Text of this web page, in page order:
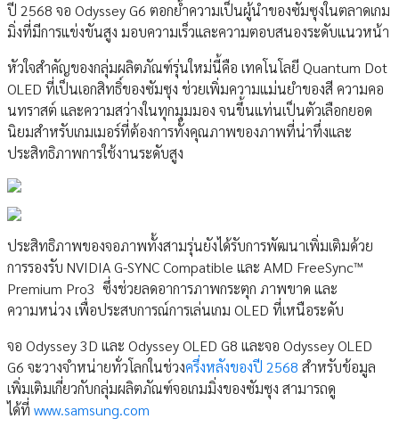
ปี 2568 จอ Odyssey G6 ตอกย้ำความเป็นผู้นำของซัมซุงในตลาดเกม
มิ่งที่มีการแข่งขันสูง มอบความเร็วและความตอบสนองระดับแนวหน้า
หัวใจสำคัญของกลุ่มผลิตภัณฑ์รุ่นใหม่นี้คือ เทคโนโลยี Quantum Dot
OLED ที่เป็นเอกสิทธิ์ของซัมซุง ช่วยเพิ่มความแม่นยำของสี ความคอ
นทราสต์ และความสว่างในทุกมุมมอง จนขึ้นแท่นเป็นตัวเลือกยอด
นิยมสำหรับเกมเมอร์ที่ต้องการทั้งคุณภาพของภาพที่น่าทึ่งและ
ประสิทธิภาพการใช้งานระดับสูง
ประสิทธิภาพของจอภาพทั้งสามรุ่นยังได้รับการพัฒนาเพิ่มเติมด้วย
การรองรับ NVIDIA G-SYNC Compatible และ AMD FreeSync™
Premium Pro3 ซึ่งช่วยลดอาการภาพกระตุก ภาพขาด และ
ความหน่วง เพื่อประสบการณ์การเล่นเกม OLED ที่เหนือระดับ
จอ Odyssey 3D และ Odyssey OLED G8 และจอ Odyssey OLED
G6 จะวางจำหน่ายทั่วโลกในช่วงครึ่งหลังของปี 2568 สำหรับข้อมูล
เพิ่มเติมเกี่ยวกับกลุ่มผลิตภัณฑ์จอเกมมิ่งของซัมซุง สามารถดู
ได้ที่ www.samsung.com